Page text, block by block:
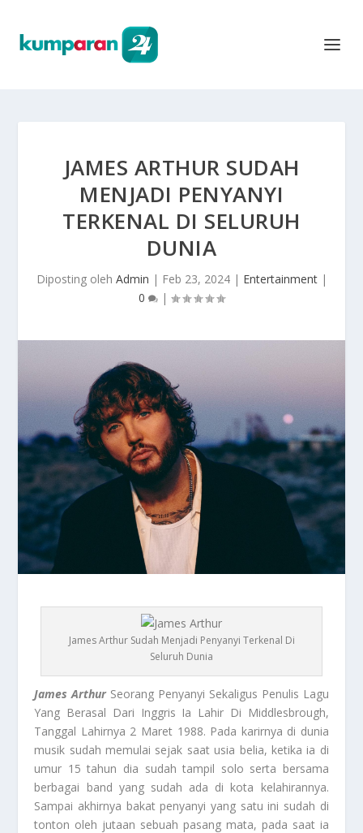
JAMES ARTHUR SUDAH
MENJADI PENYANYI
TERKENAL DI SELURUH
DUNIA
Diposting oleh Admin | Feb 23, 2024| Entertainment|
0
|
James Arthur Sudah Menjadi Penyanyi Terkenal Di
Seluruh Dunia
James Arthur Seorang Penyanyi Sekaligus Penulis Lagu
Yang Berasal Dari Inggris Ia Lahir Di Middlesbrough,
Tanggal Lahirnya 2 Maret 1988. Pada karirnya di dunia
musik sudah memulai sejak saat usia belia, ketika ia di
umur 15 tahun dia sudah tampil solo serta bersama
berbagai band yang sudah ada di kota kelahirannya.
Sampai akhirnya bakat penyanyi yang satu ini sudah di
tonton oleh jutaan sebuah pasang mata, pada saat ia